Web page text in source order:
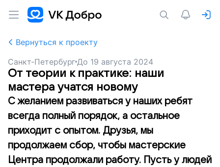
Вернуться к проекту
Санкт-Петербург До 19 августа 2024
От теории к практике: наши
мастера учатся новому
С желанием развиваться у наших ребят
всегда полный порядок, а остальное
приходит с опытом. Друзья, мы
продолжаем сбор, чтобы мастерские
Центра продолжали работу. Пусть у людей